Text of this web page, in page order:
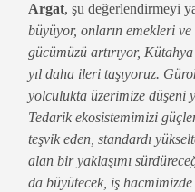
Argat, şu değerlendirmeyi
büyüyor, onların emekleri
gücümüzü artırıyor,
yıl daha ileri taşıyoruz.
yolculukta üzerimize düşeni
Tedarik ekosistemimizi
teşvik eden, standardı
alan bir yaklaşımı
da büyütecek, iş hacmimizde